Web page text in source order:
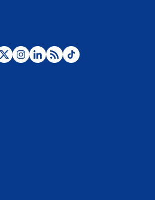
Posesión de Abelardo De La Espriella